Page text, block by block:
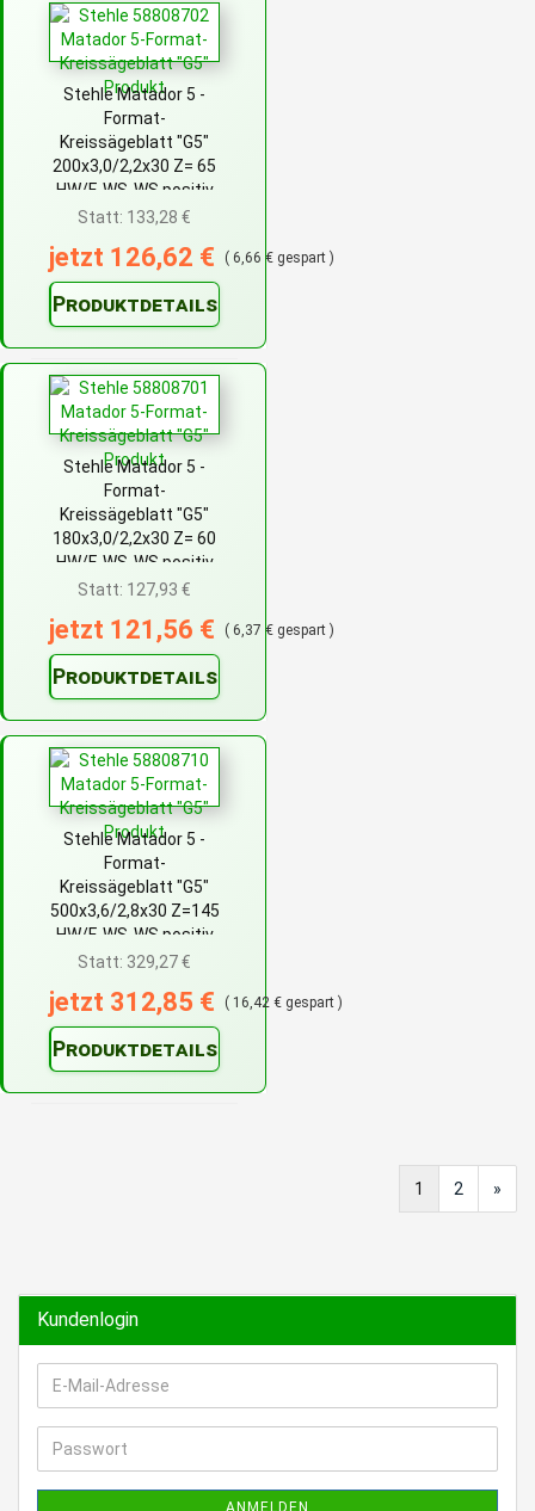
Stehle Matador 5 -
Format-
Kreissägeblatt "G5"
200x3,0/2,2x30 Z= 65
HW/F-WS-WS positiv
Statt: 133,28 €
jetzt 126,62 € ( 6,66 € gespart )
Produktdetails
Stehle Matador 5 -
Format-
Kreissägeblatt "G5"
180x3,0/2,2x30 Z= 60
HW/F-WS-WS positiv
Statt: 127,93 €
jetzt 121,56 € ( 6,37 € gespart )
Produktdetails
Stehle Matador 5 -
Format-
Kreissägeblatt "G5"
500x3,6/2,8x30 Z=145
HW/F-WS-WS positiv
Statt: 329,27 €
jetzt 312,85 € ( 16,42 € gespart )
Produktdetails
1 2 »
Kundenlogin
E-
Mail-
Adresse
Passwort